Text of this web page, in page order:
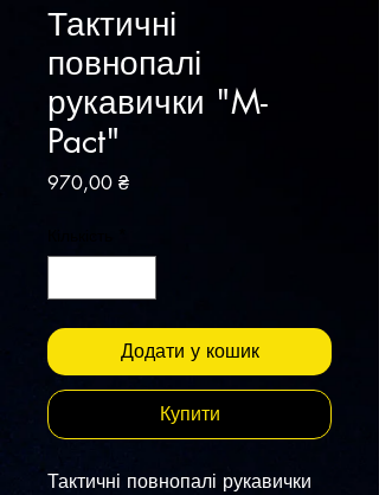
Тактичні
повнопалі
рукавички "M-
Pact"
970,00 ₴Ціна
Додати у кошик
Купити
Тактичні повнопалі рукавички